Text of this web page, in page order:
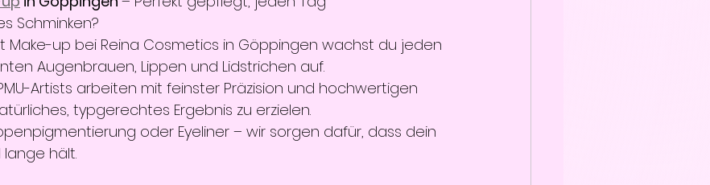
Schminken?
Make-up bei Reina Cosmetics in Göppingen wachst du jeden
Augenbrauen, Lippen und Lidstrichen auf.
Artists arbeiten mit feinster Präzision und hochwertigen
typgerechtes Ergebnis zu erzielen.
oder Eyeliner – wir sorgen dafür, dass dein
lange hält.